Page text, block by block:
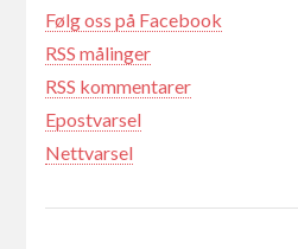
Følg oss på Facebook
RSS målinger
RSS kommentarer
Epostvarsel
Nettvarsel